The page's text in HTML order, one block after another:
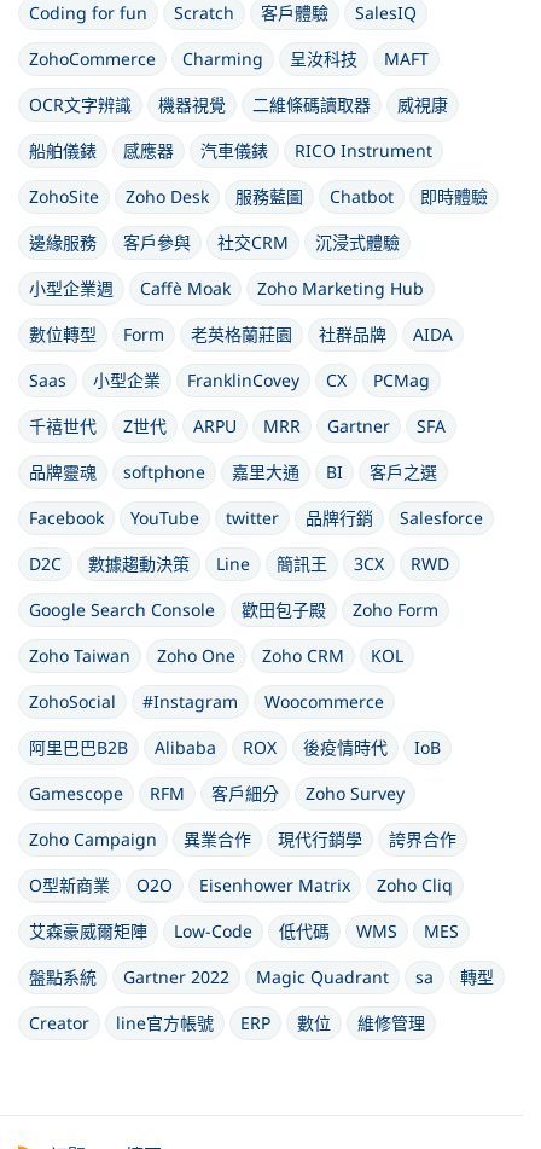
Coding for fun
Scratch 客戶體驗
SalesIQ
ZohoCommerce
Charming 呈汝科技
MAFT
OCR文字辨識
機器視覺 二維條碼讀取器
威視康
船舶儀錶
感應器 汽車儀錶
RICO Instrument
ZohoSite
Zoho Desk 服務藍圖 Chatbot
即時體驗
邊緣服務
客戶參與 社交CRM
沉浸式體驗
小型企業週
Caffè Moak
Zoho Marketing Hub
數位轉型
Form 老英格蘭莊園 社群品牌
AIDA
Saas
小型企業 FranklinCovey CX
PCMag
千禧世代
Z世代 ARPU MRR Gartner
SFA
品牌靈魂
softphone 嘉里大通 BI
客戶之選
Facebook
YouTube twitter 品牌行銷
Salesforce
D2C
數據趨動決策 Line 簡訊王 3CX
RWD
Google Search Console
歡田包子殿
Zoho Form
Zoho Taiwan
Zoho One Zoho CRM
KOL
ZohoSocial
#Instagram
Woocommerce
阿里巴巴B2B
Alibaba ROX 後疫情時代
IoB
Gamescope
RFM 客戶細分
Zoho Survey
Zoho Campaign
異業合作 現代行銷學
誇界合作
O型新商業
O2O Eisenhower Matrix
Zoho Cliq
艾森豪威爾矩陣
Low-Code 低代碼 WMS
MES
盤點系統
Gartner 2022 Magic Quadrant sa
轉型
Creator
line官方帳號 ERP 數位 維修管理